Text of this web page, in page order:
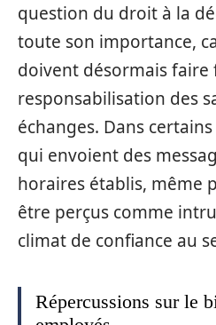
question du droit à la
toute son importance,
doivent désormais faire
responsabilisation des
échanges. Dans
qui envoient des
horaires établis, même
être perçus comme
climat de confiance au
Répercussions sur le